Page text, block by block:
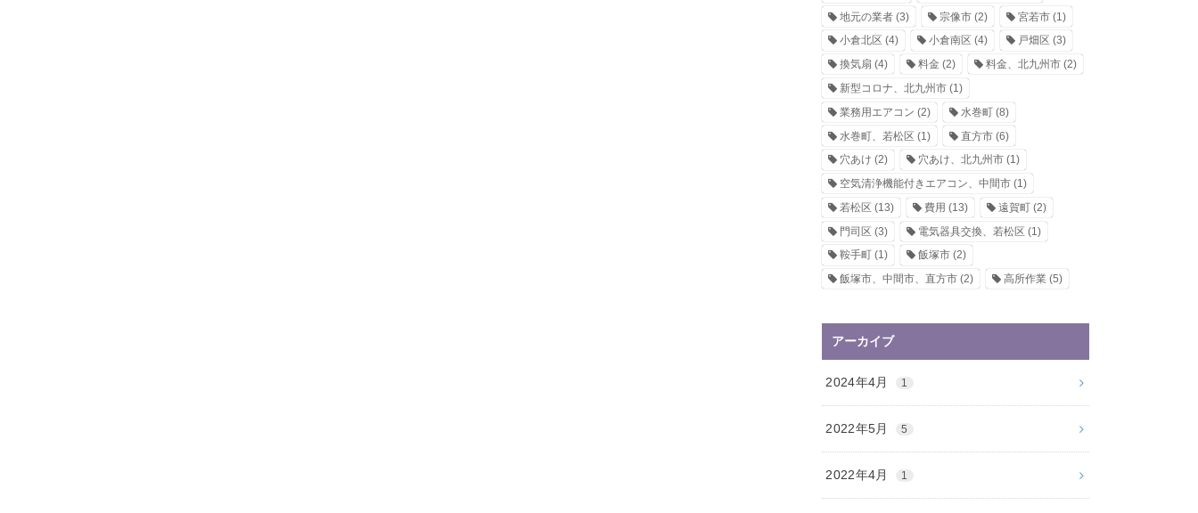
地元の業者 (3) 宗像市(2) 宮若市(1)
小倉北区 (4) 小倉南区 (4) 戸畑区 (3)
換気扇 (4) 料金 (2) 料金、北九州市(2)
新型コロナ、北九州市 (1)
業務用エアコン (2) 水巻町(8)
水巻町、若松区 (1) 直方市(6)
穴あけ (2) 穴あけ、北九州市(1)
空気清浄機能付きエアコン、中間市 (1)
若松区 (13) 費用 (13) 遠賀町(2)
門司区 (3) 電気器具交換、若松区 (1)
鞍手町 (1) 飯塚市(2)
飯塚市、中間市、直方市 (2) 高所作業(5)
アーカイブ
2024年4月 1
2022年5月 5
2022年4月 1